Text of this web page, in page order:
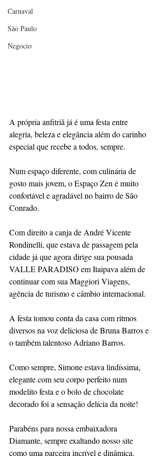
Carnaval
São Paulo
Negocio
A própria anfitriã já é uma festa entre
alegria, beleza e elegância além do carinho
especial que recebe a todos, sempre.
Num espaço diferente, com culinária de
gosto mais jovem, o Espaço Zen é muito
confortável e agradável no bairro de São
Conrado.
Com direito a canja de André Vicente
Rondinelli, que estava de passagem pela
cidade já que agora dirige sua pousada
VALLE PARADISO em Itaipava além de
continuar com sua Maggiori Viagens,
agência de turismo e câmbio internacional.
A festa tomou conta da casa com ritmos
diversos na voz deliciosa de Bruna Barros e
o também talentoso Adriano Barros.
Como sempre, Simone estava lindíssima,
elegante com seu corpo perfeito num
modelito festa e o bolo de chocolate
decorado foi a sensação delícia da noite!
Parabéns para nossa embaixadora
Diamante, sempre exaltando nosso site
como uma parceira incrível e dinâmica.